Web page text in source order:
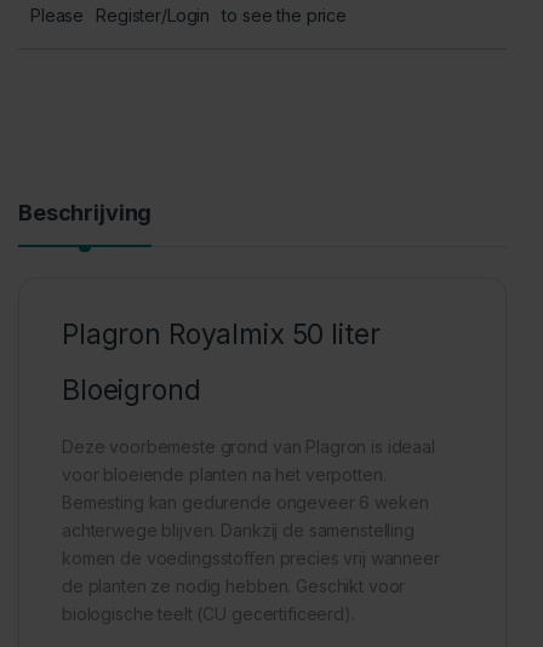
Please
Register/Login to see the price
Beschrijving
Plagron Royalmix 50 liter
Bloeigrond
Deze voorbemeste grond van Plagron is ideaal
voor bloeiende planten na het verpotten.
Bemesting kan gedurende ongeveer 6 weken
achterwege blijven. Dankzij de samenstelling
komen de voedingsstoffen precies vrij wanneer
de planten ze nodig hebben. Geschikt voor
biologische teelt (CU gecertificeerd).